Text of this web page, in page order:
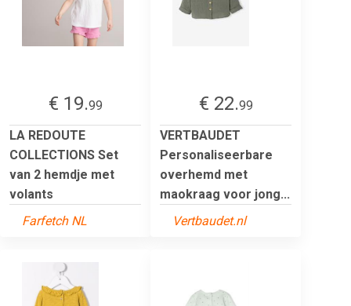
€ 19.99
LA REDOUTE
COLLECTIONS Set
van 2 hemdje met
volants
Farfetch NL
€ 22.99
VERTBAUDET
Personaliseerbare
overhemd met
maokraag voor jong...
Vertbaudet.nl